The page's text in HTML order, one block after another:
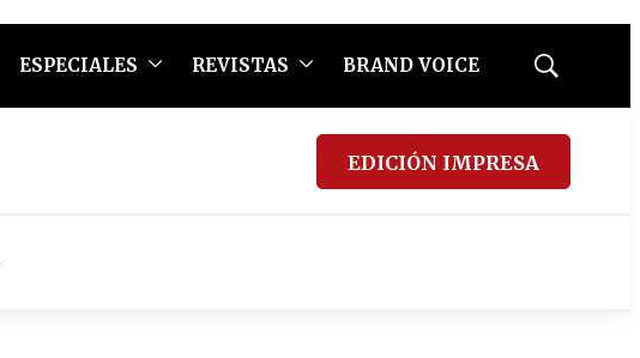
ESPECIALES REVISTAS BRAND VOICE
Mostrar
EDICIÓN IMPRESA